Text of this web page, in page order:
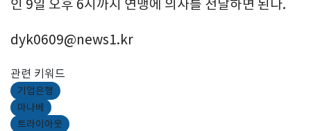
인 9일 오후 6시까지 연맹에 의사를 전달하면 된다.
dyk0609@news1.kr
관련 키워드
기업은행
마나베
트라이아웃